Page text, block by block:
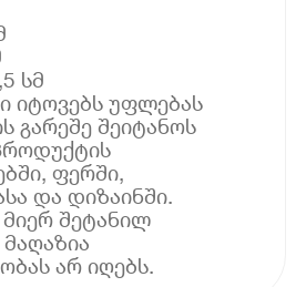
სმ
იტოვებს უფლებას
გარეშე შეიტანოს
ფერში,
და დიზაინში.
შეტანილ
არ იღებს.